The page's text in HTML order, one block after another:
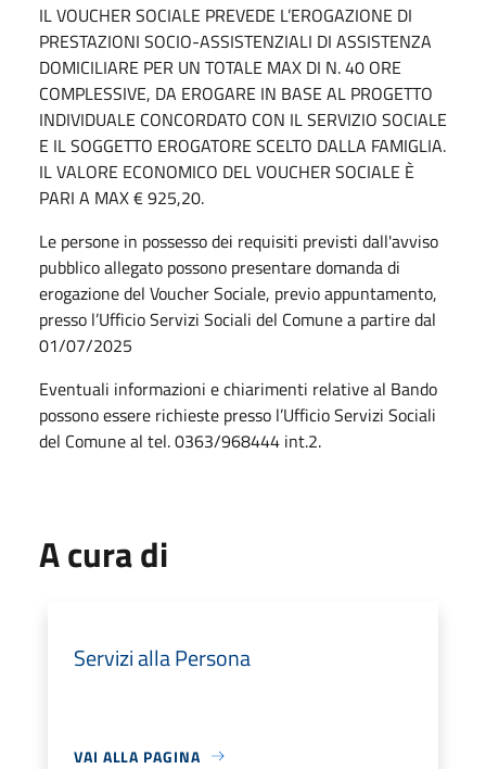
IL VOUCHER SOCIALE PREVEDE L’EROGAZIONE DI
PRESTAZIONI SOCIO-ASSISTENZIALI DI ASSISTENZA
DOMICILIARE PER UN TOTALE MAX DI N. 40 ORE
COMPLESSIVE, DA EROGARE IN BASE AL PROGETTO
INDIVIDUALE CONCORDATO CON IL SERVIZIO SOCIALE
E IL SOGGETTO EROGATORE SCELTO DALLA FAMIGLIA.
IL VALORE ECONOMICO DEL VOUCHER SOCIALE È
PARI A MAX € 925,20.
Le persone in possesso dei requisiti previsti dall'avviso
pubblico allegato possono presentare domanda di
erogazione del Voucher Sociale, previo appuntamento,
presso l’Ufficio Servizi Sociali del Comune a partire dal
01/07/2025
Eventuali informazioni e chiarimenti relative al Bando
possono essere richieste presso l’Ufficio Servizi Sociali
del Comune al tel. 0363/968444 int.2.
A cura di
Servizi alla Persona
VAI ALLA PAGINA